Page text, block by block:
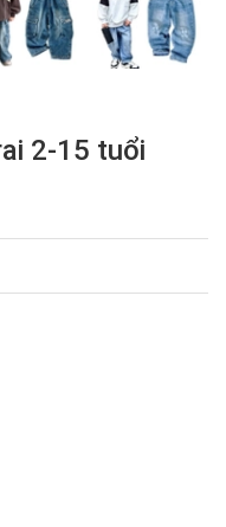
2-15 tuổi